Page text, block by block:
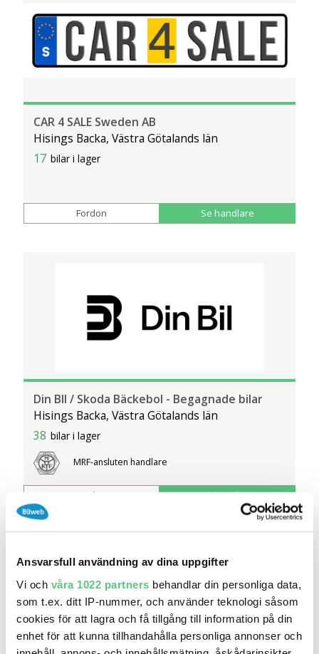
Ansvarsfull användning av dina uppgifter
Vi och våra 1022 partners behandlar din personliga data,
som t.ex. ditt IP-nummer, och använder teknologi såsom
cookies för att lagra och få tillgång till information på din
enhet för att kunna tillhandahålla personliga annonser och
CAR 4 SALE Sweden AB
Hisings Backa, Västra Götalands län
17 bilar i lager
Fordon Se handlare
Din BIl / Skoda Bäckebol - Begagnade bilar
Hisings Backa, Västra Götalands län
38 bilar i lager
MRF-ansluten handlare
Fordon Se handlare